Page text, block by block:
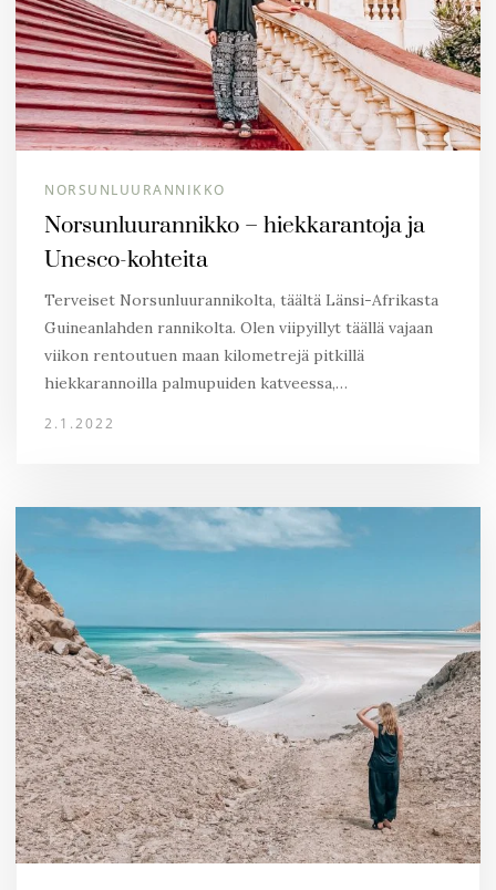
NORSUNLUURANNIKKO
Norsunluurannikko – hiekkarantoja ja
Unesco-kohteita
Terveiset Norsunluurannikolta, täältä Länsi-Afrikasta
Guineanlahden rannikolta. Olen viipyillyt täällä vajaan
viikon rentoutuen maan kilometrejä pitkillä
hiekkarannoilla palmupuiden katveessa,…
2.1.2022